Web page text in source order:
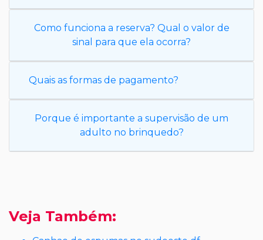
Como funciona a reserva? Qual o valor de
sinal para que ela ocorra?
Quais as formas de pagamento?
Porque é importante a supervisão de um
adulto no brinquedo?
Veja Também: